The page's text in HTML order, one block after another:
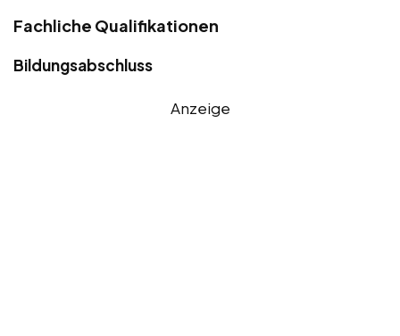
Fachliche Qualifikationen
Bildungsabschluss
Anzeige